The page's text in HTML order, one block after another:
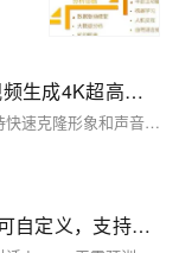
Heygem：开源数字人克隆神器！1秒视频生成4K超高清AI形象，1080Ti显卡也能轻松跑
Heygem 是硅基智能推出的开源数字人模型，支持快速克隆形象和声音，30秒内完成克隆，60秒内生成4K超高清视频，适用于内容创作、直播、教育等场景。
基于开源技术的数字人实时对话：形象可自定义，支持语音输入，对话首包延迟可低至3s